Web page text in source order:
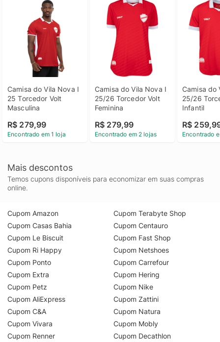
Camisa do Vila Nova I
25 Torcedor Volt
Masculina
R$ 279,99
Encontrado em 1 loja
Camisa do Vila Nova I
25/26 Torcedor Volt
Feminina
R$ 279,99
Encontrado em 2 lojas
Camisa do
25/26
Infantil
R$
Encontrado
Mais descontos
Temos cupons disponíveis para economizar em suas compras
online.
Cupom Amazon
Cupom Casas Bahia
Cupom Le Biscuit
Cupom Ri Happy
Cupom Ponto
Cupom Extra
Cupom Petz
Cupom AliExpress
Cupom C&A
Cupom Vivara
Cupom Renner
Cupom Terabyte Shop
Cupom Centauro
Cupom Fast Shop
Cupom Netshoes
Cupom Carrefour
Cupom Hering
Cupom Nike
Cupom Zattini
Cupom Natura
Cupom Mobly
Cupom Decathlon